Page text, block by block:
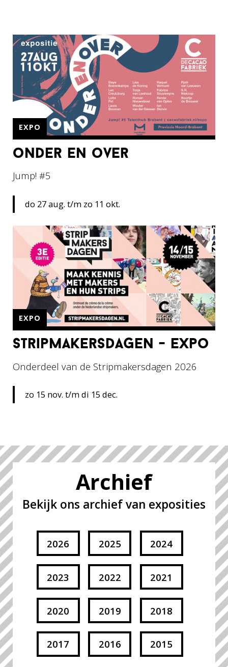
Archief
Bekijk ons archief van exposities
2026 2025 2024
2023 2022 2021
2020 2019 2018
2017 2016 2015
onder en over
EXPO
Jump! #5
do 27 aug. t/m zo 11 okt.
stripmakersdagen - expo
EXPO
Onderdeel van de Stripmakersdagen 2026
zo 15 nov. t/m di 15 dec.